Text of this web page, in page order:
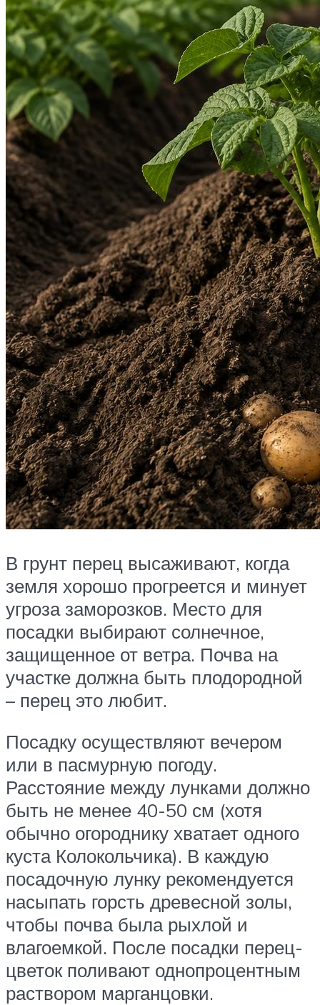
В грунт перец высаживают, когда
земля хорошо прогреется и минует
угроза заморозков. Место для
посадки выбирают солнечное,
защищенное от ветра. Почва на
участке должна быть плодородной
– перец это любит.
Посадку осуществляют вечером
или в пасмурную погоду.
Расстояние между лунками должно
быть не менее 40-50 см (хотя
обычно огороднику хватает одного
куста Колокольчика). В каждую
посадочную лунку рекомендуется
насыпать горсть древесной золы,
чтобы почва была рыхлой и
влагоемкой. После посадки перец-
цветок поливают однопроцентным
раствором марганцовки.